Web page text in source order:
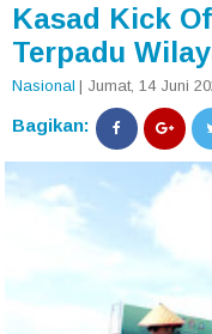
Kasad Kick
Terpadu
Nasional | Jumat, 14 Juni
Bagikan: